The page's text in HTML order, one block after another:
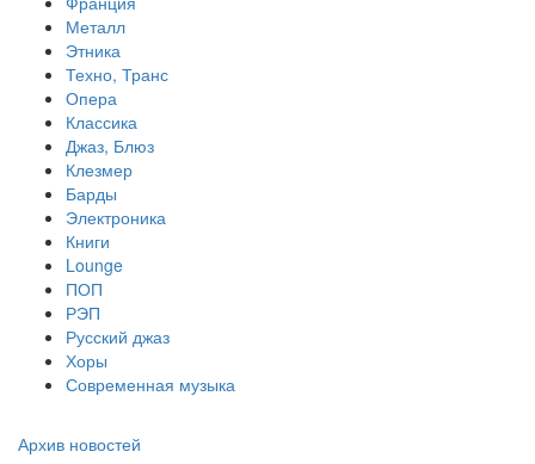
Металл
Этника
Техно, Транс
Опера
Классика
Джаз, Блюз
Клезмер
Барды
Электроника
Книги
Lounge
ПОП
РЭП
Русский джаз
Хоры
Современная музыка
Архив новостей